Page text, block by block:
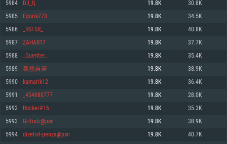
최소사양
운영체제: Windows 10 (64 bit)
프로세서: 2.2 GHz 듀얼코어 이상
메모리: 4GB
그래픽 카드: DirectX 11 이상을 지원하는 AMD Radeon 77XX / NVIDIA
GeForce GT 660. 최소 사양 해상도: 720p
네트워크: 브로드밴드 인터넷
여유 저장 공간: 22.1 GB (최소 클라이언트)
최소사양
운영체제: Mac OS Big Sur 11.0
프로세서: 최소 2.2 GHz의 Core i5 (Intel Xeon 은 지원하지 않습니다)
메모리: 6 GB
그래픽 카드: Metal 을 지원하는 Intel Iris Pro 5200 (Mac), 혹은 이와 비슷한 성
능을 가지는 Mac 버전의 AMD/Nvidia. 최소 해상도: 720p
네트워크: 브로드밴드 인터넷
여유 저장 공간: 22.1 GB (최소 클라이언트)
최소사양
운영체제: 64bit Linux 중 최신 버전
프로세서: 2.4 GHz 듀얼코어
메모리: 4 GB
그래픽 카드: Vulkan 을 지원하고, 최신 그래픽 드라이버를 지원하는 NVIDIA
660 (6개월 미만) 혹은 그와 동급의 성능을 가지며 최신 그래픽 드라이버를 지
원하는 AMD (6개월 미만; 최소사양 지원 해상도 720p)
네트워크: 브로드밴드 인터넷
여유 저장 공간: 22.1 GB (최소 클라이언트)
5984 DJ_tj 19.8K 30.8K
5985 Egorik773 19.8K 34.5K
5986 _RSFSR_ 19.8K 40.8K
5987 ZAHAR17 19.8K 37.7K
5988 _Guenter_ 19.8K 35.4K
5989 泰然自若 19.8K 38.9K
5990 kamarik12 19.8K 36.4K
5991 _454080777 19.8K 28.0K
5992 Rocker#16 19.8K 35.3K
5993 Grifodz@psn 19.8K 38.9K
5994 dizelist-penza@psn 19.8K 40.7K